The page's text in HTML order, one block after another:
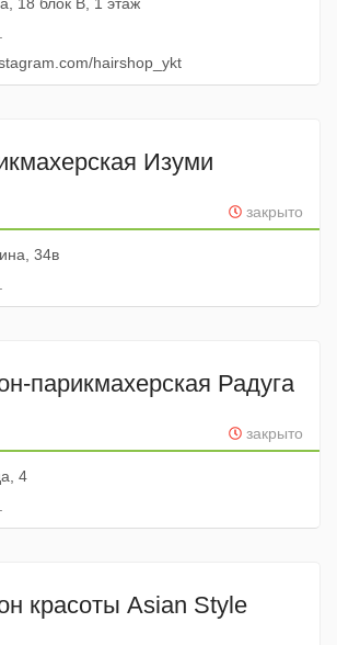
hairshop_ykt
Изуми
закрыто
34в
парикмахерская Радуга
закрыто
4
красоты Asian Style